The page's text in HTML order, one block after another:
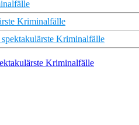
Kriminalfälle
Kriminalfälle
Kriminalfälle